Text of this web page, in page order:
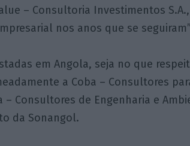
– Consultoria Investimentos
nos anos que se
em Angola, seja no que
a Coba – Consultores
– Consultores de Engenharia e
da Sonangol.